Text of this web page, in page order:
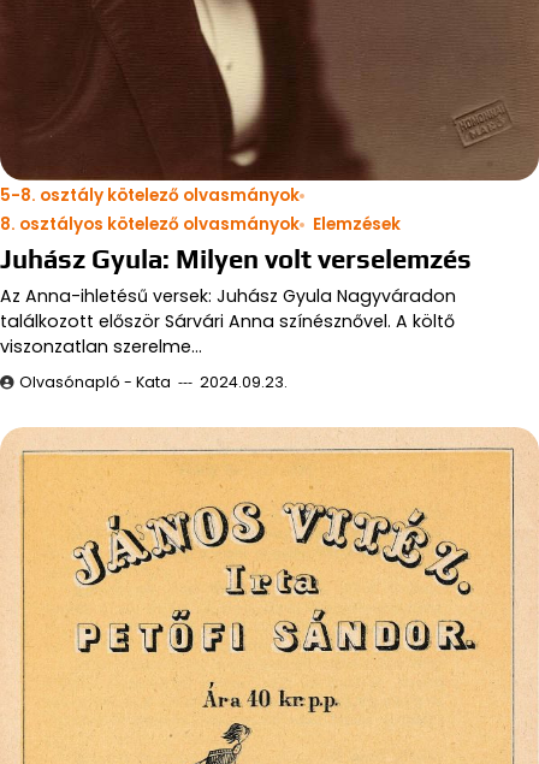
5-8. osztály kötelező olvasmányok
8. osztályos kötelező olvasmányok
Elemzések
Juhász Gyula: Milyen volt verselemzés
Az Anna-ihletésű versek: Juhász Gyula Nagyváradon
találkozott először Sárvári Anna színésznővel. A költő
viszonzatlan szerelme…
Olvasónapló - Kata 2024.09.23.